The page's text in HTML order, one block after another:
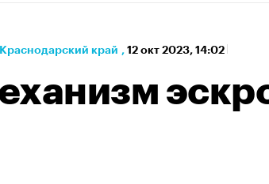
Краснодарский край , 12 окт 2023, 14:02